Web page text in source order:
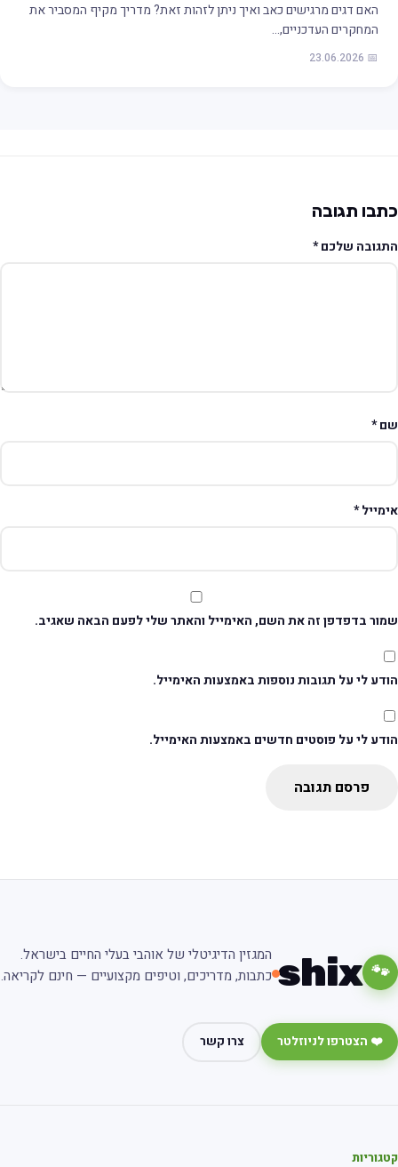
האם דגים מרגישים כאב ואיך ניתן לזהות זאת? מדריך מקיף המסביר את
המחקרים העדכניים,…
📅 23.06.2026
תגובה
שלכם*
*
*
בדפדפן זה את השם, האימייל והאתר שלי לפעם הבאה שאגיב.
לי על תגובות נוספות באמצעות האימייל.
לי על פוסטים חדשים באמצעות האימייל.
פרסם תגובה
🐾
shix
המגזין הדיגיטלי של אוהבי בעלי החיים בישראל.
כתבות, מדריכים, וטיפים מקצועיים — חינם לקריאה.
❤️ הצטרפו לניוזלטר צרו קשר